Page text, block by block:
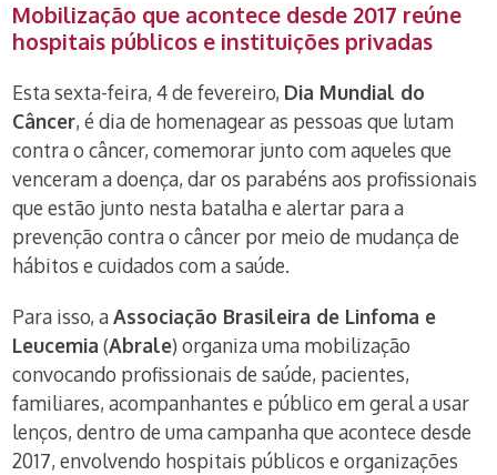
Mobilização que acontece desde 2017 reúne
hospitais públicos e instituições privadas
Esta sexta-feira, 4 de fevereiro, Dia Mundial do
Câncer, é dia de homenagear as pessoas que lutam
contra o câncer, comemorar junto com aqueles que
venceram a doença, dar os parabéns aos profissionais
que estão junto nesta batalha e alertar para a
prevenção contra o câncer por meio de mudança de
hábitos e cuidados com a saúde.
Para isso, aAssociação Brasileira de Linfoma e
Leucemia (Abrale) organiza uma mobilização
convocando profissionais de saúde, pacientes,
familiares, acompanhantes e público em geral a usar
lenços, dentro de uma campanha que acontece desde
2017, envolvendo hospitais públicos e organizações